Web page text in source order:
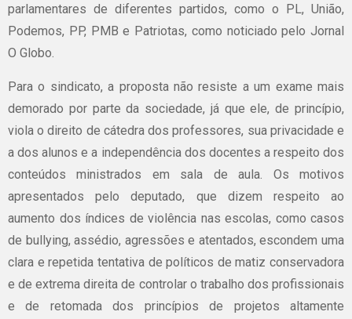
parlamentares de diferentes partidos, como o PL, União,
Podemos, PP, PMB e Patriotas, como noticiado pelo Jornal
O Globo.
Para o sindicato, a proposta não resiste a um exame mais
demorado por parte da sociedade, já que ele, de princípio,
viola o direito de cátedra dos professores, sua privacidade e
a dos alunos e a independência dos docentes a respeito dos
conteúdos ministrados em sala de aula. Os motivos
apresentados pelo deputado, que dizem respeito ao
aumento dos índices de violência nas escolas, como casos
de bullying, assédio, agressões e atentados, escondem uma
clara e repetida tentativa de políticos de matiz conservadora
e de extrema direita de controlar o trabalho dos profissionais
e de retomada dos princípios de projetos altamente